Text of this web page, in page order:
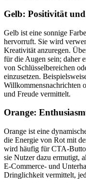
Gelb: Positivität
Gelb ist eine sonnige
hervorruft. Sie wird
Kreativität anzuregen.
für die Augen sein; daher
von Schlüsselbereichen
einzusetzen.
Willkommensnachrichten
und Freude vermittelt.
Orange:
Orange ist eine
die Energie von Rot mit
wird häufig für CTA-
sie Nutzer dazu ermutigt,
E‑Commerce- und
Dringlichkeit vermittelt,